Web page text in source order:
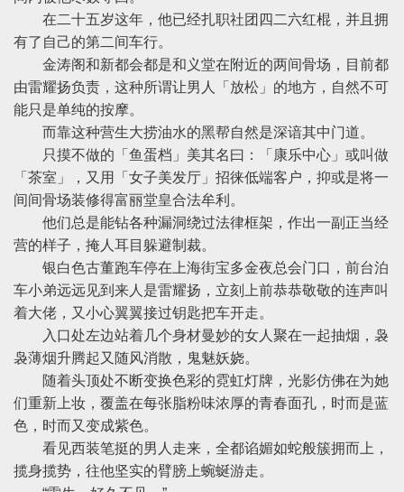
在二十五岁这年，他已经扎职社团四二六红棍，并且拥
有了自己的第二间车行。
金涛阁和新都会都是和义堂在附近的两间骨场，目前都
由雷耀扬负责，这种所谓让男人「放松」的地方，自然不可
能只是单纯的按摩。
而靠这种营生大捞油水的黑帮自然是深谙其中门道。
只摸不做的「鱼蛋档」美其名曰：「康乐中心」或叫做
「茶室」，又用「女子美发厅」招徕低端客户，抑或是将一
间间骨场装修得富丽堂皇合法牟利。
他们总是能钻各种漏洞绕过法律框架，作出一副正当经
营的样子，掩人耳目躲避制裁。
银白色古董跑车停在上海街宝多金夜总会门口，前台泊
车小弟远远见到来人是雷耀扬，立刻上前恭恭敬敬的连声叫
着大佬，又小心翼翼接过钥匙把车开走。
入口处左边站着几个身材曼妙的女人聚在一起抽烟，袅
袅薄烟升腾起又随风消散，鬼魅妖娆。
随着头顶处不断变换色彩的霓虹灯牌，光影仿佛在为她
们重新上妆，覆盖在每张脂粉味浓厚的青春面孔，时而是蓝
色，时而又变成紫色。
看见西装笔挺的男人走来，全都谄媚如蛇般簇拥而上，
揽身揽势，往他坚实的臂膀上蜿蜒游走。